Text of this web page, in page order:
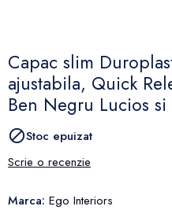
Capac slim
ajustabila, Quick
Ben Negru Lucios
Stoc epuizat
Scrie o recenzie
Marca: Ego Interiors